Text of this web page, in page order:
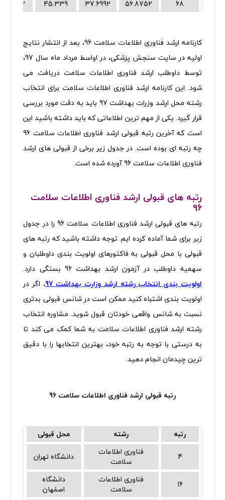
68
56.8752
37.6992
45.339
60.6492
کارنامه ارشد فناوری اطلاعات سلامت 96، بعد از انتشار نتایج
اولیه در سایت سنجش پزشکی، در اواسط مرداد ماه سال 97،
توسط داوطلب ارشد فناوری اطلاعات سلامت دریافت می
شود. این کارنامه ارشد فناوری اطلاعات سلامت برای انتخاب
رشته محل ارشد وزرات بهداشت 97 باید به دقت مورد بررسی
قرار گیرد. یکی از مهم ترین اطلاعاتی که باید داشته باشید این
است که آخرین رتبه قبولی ارشد فناوری اطلاعات سلامت 96
چه رتبه ای بوده است. در جدول زیر برخی از قبولی های ارشد
فناوری اطلاعات سلامت 96 آورده شده است.
رتبه های قبولی ارشد فناوری اطلاعات سلامت
96
رتبه های قبولی ارشد فناوری اطلاعات سلامت 96 را در جدول
زیر برای شما آماده کرده ایم. توجه داشته باشید که رتبه های
قبولی با محل قبولی به فاکتورهای اولویت بندی داوطلبان و
سهمیه داوطلب در آزمون ارشد بهداشت 96 بستگی دارد.
اولویت بندی انتخاب رشته ارشد وزارت بهداشت 97
، اگر در
اولویت بندی اشتباه کنید ممکن است در شانس قبولی بدتری
نسبت به شانس واقعی خودتان قبول شوید. مشاوره انتخاب
رشته ارشد فناوری اطلاعات سلامت به شما کمک می کند تا
به درستی با توجه به رتبه خود، بهترین انتخابها را با دقیق
ترین چیدمان انجام دهید.
رتبه قبولی ارشد فناوری اطلاعات سلامت 96
رتبه رشته
محل قبولی
4
فناوری اطلاعات
سلامت
دانشگاه تهران
16
فناوری اطلاعات
سلامت
دانشگاه
اصفهان